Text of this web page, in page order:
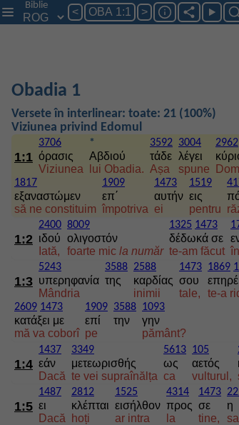
Biblie
< OBA 1:1 >
Obadia 1
Versete în interlinear: toate: 21 (100%)
Viziunea privind Edomul
1:1
3706
όρασις
Viziunea
*
Αβδιού
lui Obadia.
3592
τάδε
Așa
3004
λέγει
spune
2962
1817
εξαναστώμεν
să ne constituim
1909
επ΄
împotriva
1473
αυτήν
ei
1519
εις
pentru
1:2
2400
ιδού
Iată,
8009
ολιγοστόν
foarte mic la număr
1325 1473
δέδωκά σε
te-am făcut
1:3
5243
υπερηφανία
Mândria
3588
της
2588
καρδίας
inimii
1473
σου
tale,
1869
te-a
2609 1473
κατάξει με
mă va coborî
1909
επί
pe
3588
την
1093
γην
pământ?
1:4
1437
εάν
Dacă
3349
μετεωρισθής
te vei supraînălța
5613
ως
ca
105
αετός
vulturul,
1:5
1487
ει
Dacă
2812
κλέπται
hoți
1525
εισήλθον
ar intra
4314
προς
la
1473
σε
tine,
η